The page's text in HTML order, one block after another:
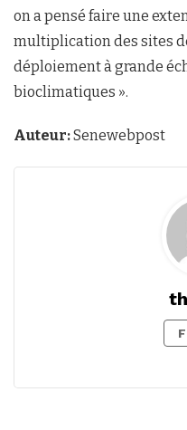
on a pensé faire une
multiplication des sites
déploiement à grande
bioclimatiques ».
Auteur:Senewebpost